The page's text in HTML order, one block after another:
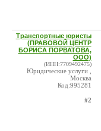
Транспортные юристы
(ПРАВОВОЙ ЦЕНТР
БОРИСА ПОРВАТОВА,
ООО)
(ИНН:7709492475)
Юридические услуги ,
Москва
Код:995281
#2